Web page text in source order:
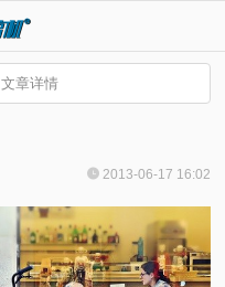
文章详情
2013-06-17 16:02